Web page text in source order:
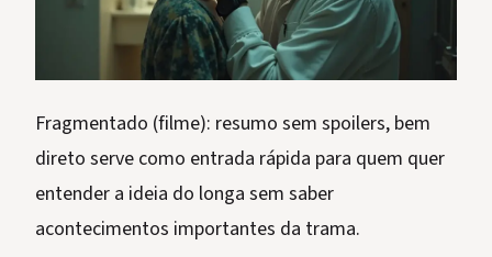
Fragmentado (filme): resumo sem spoilers, bem
direto serve como entrada rápida para quem quer
entender a ideia do longa sem saber
acontecimentos importantes da trama.